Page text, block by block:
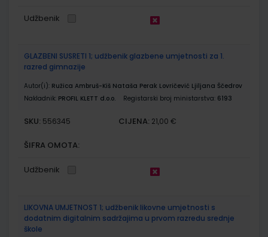
Udžbenik
GLAZBENI SUSRETI 1; udžbenik glazbene umjetnosti za 1.
razred gimnazije
Autor(i): Ružica Ambruš-Kiš Nataša Perak Lovričević Ljiljana Ščedrov
Nakladnik: PROFIL KLETT d.o.o. Registarski broj ministarstva: 6193
SKU: 556345 CIJENA: 21,00 €
ŠIFRA OMOTA:
Udžbenik
LIKOVNA UMJETNOST 1; udžbenik likovne umjetnosti s
dodatnim digitalnim sadržajima u prvom razredu srednje
škole